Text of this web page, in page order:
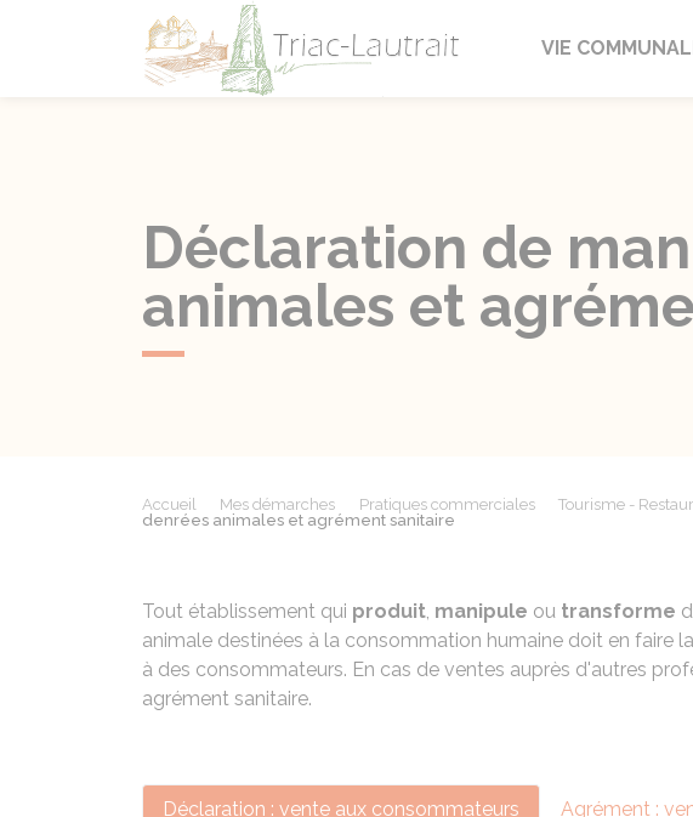
Triac-Lautrait
VIE
Déclaration de
animales et
Accueil Mes démarches Pratiques commerciales Tourisme -
denrées animales et agrément sanitaire
Tout établissement qui produit, manipule ou transforme
animale destinées à la consommation humaine doit en faire
à des consommateurs. En cas de ventes auprès d'autres
agrément sanitaire.
Déclaration : vente aux consommateurs Agrément :